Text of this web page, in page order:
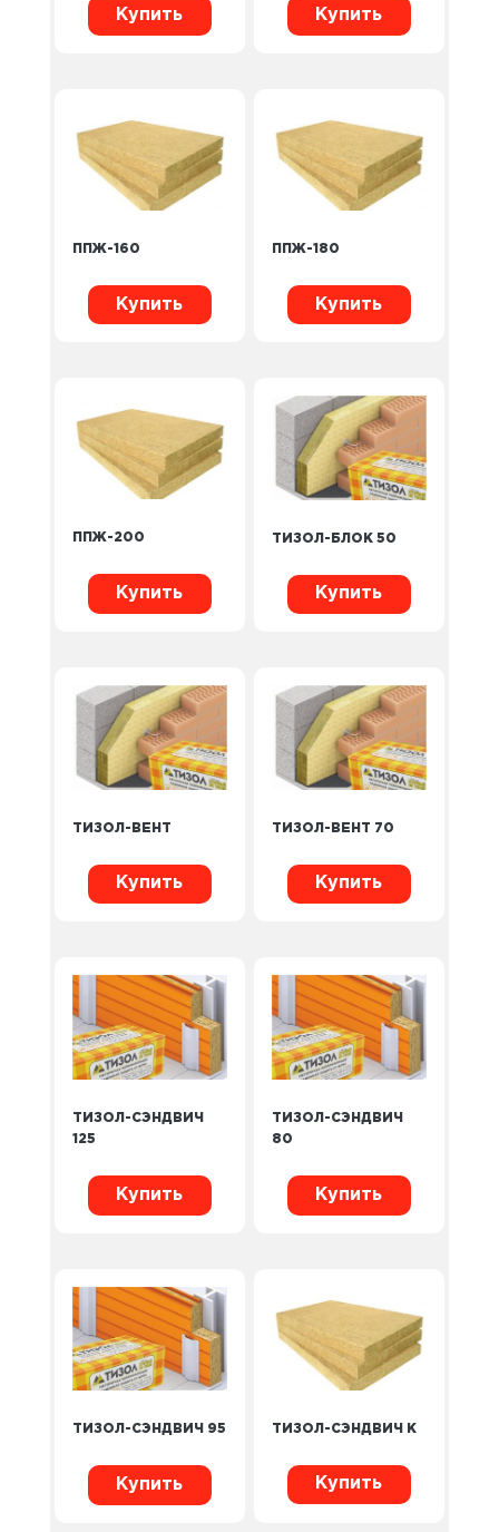
Купить Купить
ППЖ-160
Купить
ППЖ-180
Купить
ППЖ-200
Купить
ТИЗОЛ-БЛОК 50
Купить
ТИЗОЛ-ВЕНТ
Купить
ТИЗОЛ-ВЕНТ 70
Купить
ТИЗОЛ-СЭНДВИЧ
125
Купить
ТИЗОЛ-СЭНДВИЧ
80
Купить
ТИЗОЛ-СЭНДВИЧ 95
Купить
ТИЗОЛ-СЭНДВИЧ К
Купить